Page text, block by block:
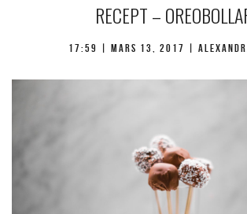
RECEPT –
17:59 | mars 13, 2017 |